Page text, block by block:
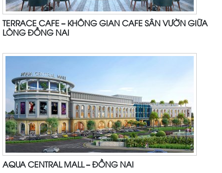
TERRACE CAFE – KHÔNG GIAN CAFE SÂN VƯỜN GIỮA
LÒNG ĐỒNG NAI
AQUA CENTRAL MALL – ĐỒNG NAI